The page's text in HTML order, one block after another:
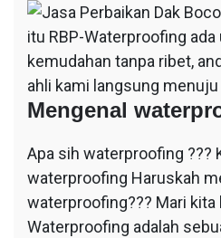
itu RBP-Waterproofing
kemudahan tanpa ribet,
ahli kami langsung
Mengenal
Apa sih waterproofing ???
waterproofing Haruskah
waterproofing??? Mari kita
Waterproofing adalah